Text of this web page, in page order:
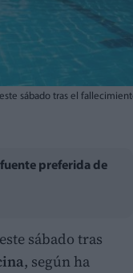
sábado tras el
preferida de
sábado tras
, según ha